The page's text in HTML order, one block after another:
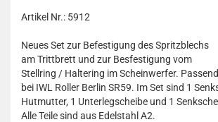
Artikel Nr.: 5912
Neues Set zur Befestigung des Spritzblechs
am Trittbrett und zur Besfestigung vom
Stellring / Haltering im Scheinwerfer. Passend
bei IWL Roller Berlin SR59. Im Set sind 1
Hutmutter, 1 Unterlegscheibe und 1
Alle Teile sind aus Edelstahl A2.